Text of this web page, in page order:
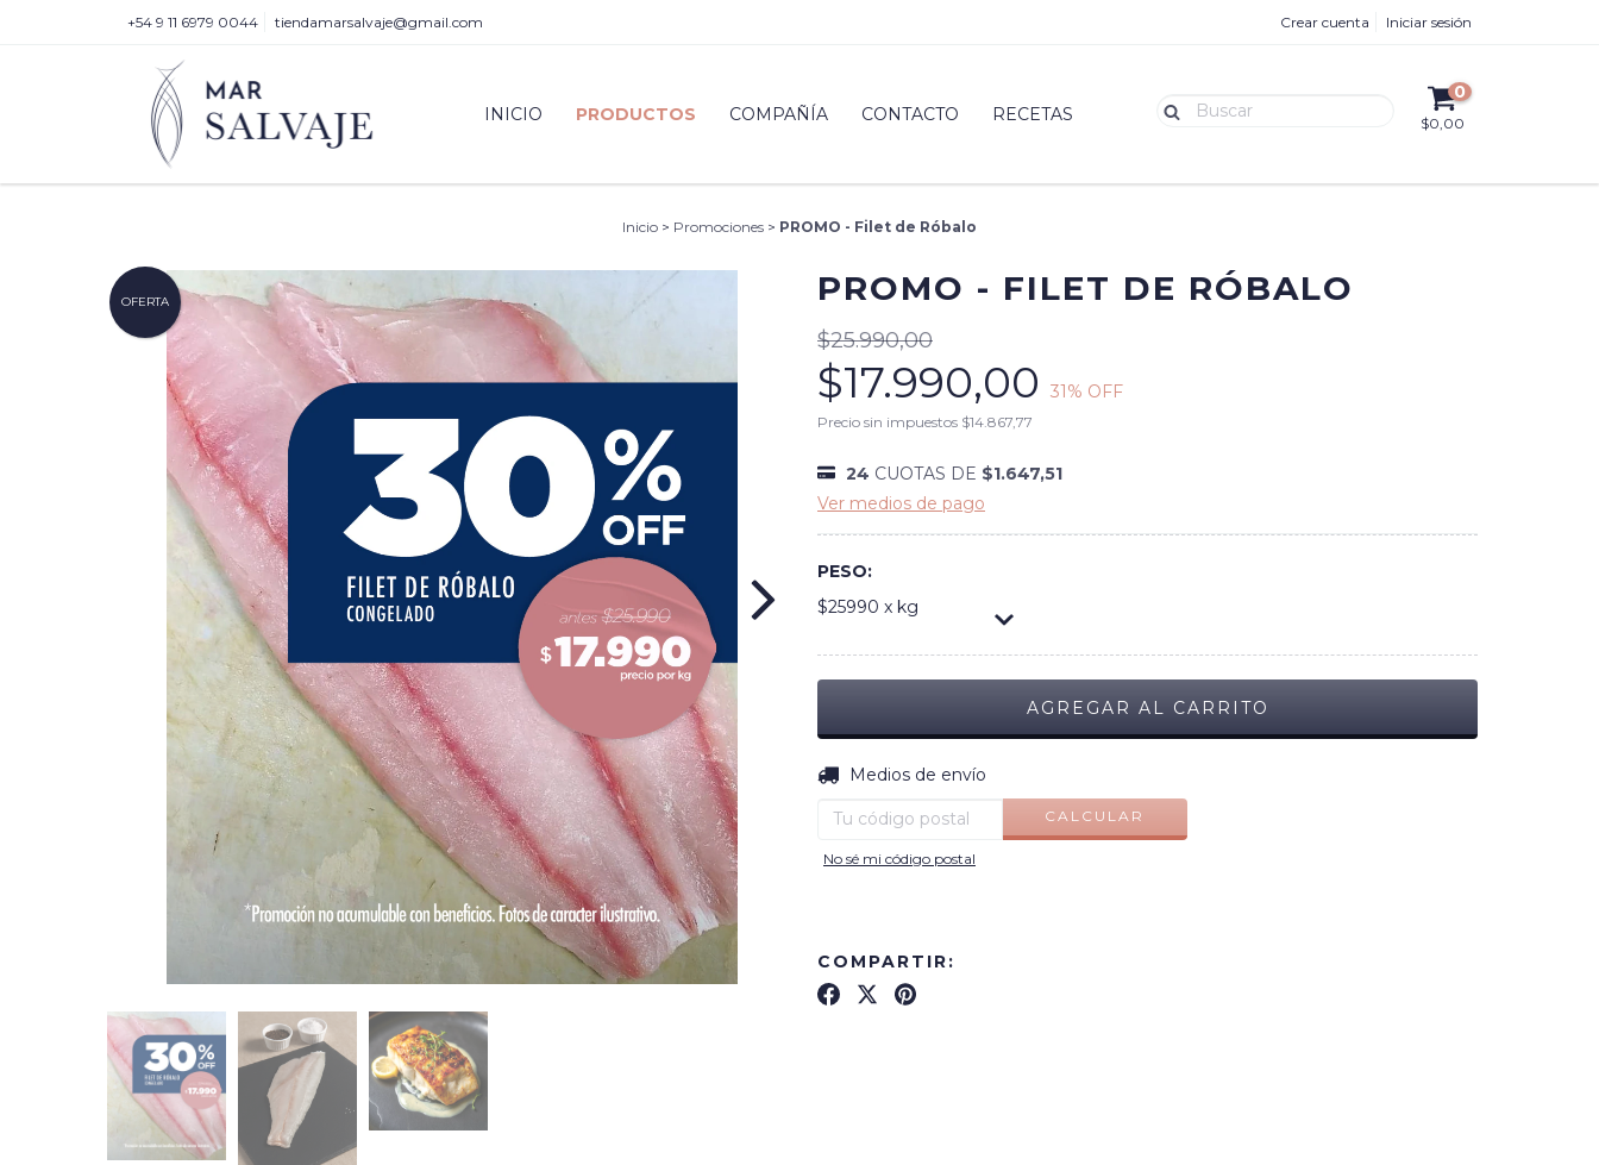
+54 9 11 6979 0044 tiendamarsalvaje@gmail.com Crear cuenta Iniciar sesión
INICIO PRODUCTOS COMPAÑÍA CONTACTO RECETAS
0
$0,00
Inicio > Promociones > PROMO - Filet de Róbalo
OFERTA PROMO - FILET DE RÓBALO
$25.990,00
$17.990,00 31% OFF
Precio sin impuestos $14.867,77
24 CUOTAS DE $1.647,51
Ver medios de pago
PESO:
$25990 x kg
Entregas para el CP:
Medios de envío
CALCULAR
No sé mi código postal
COMPARTIR: